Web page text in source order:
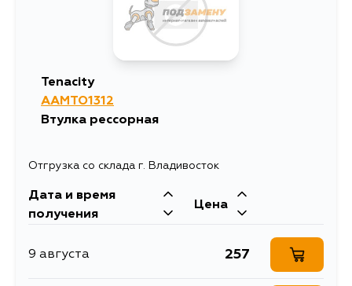
Tenacity
AAMTO1312
Втулка рессорная
Отгрузка со склада г. Владивосток
Дата и время
получения
Цена
9 августа 257